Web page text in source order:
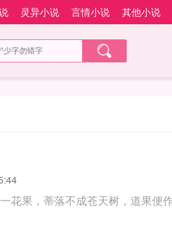
灵异小说 言情小说 其他小说
花果，蒂落不成苍天树，道果便